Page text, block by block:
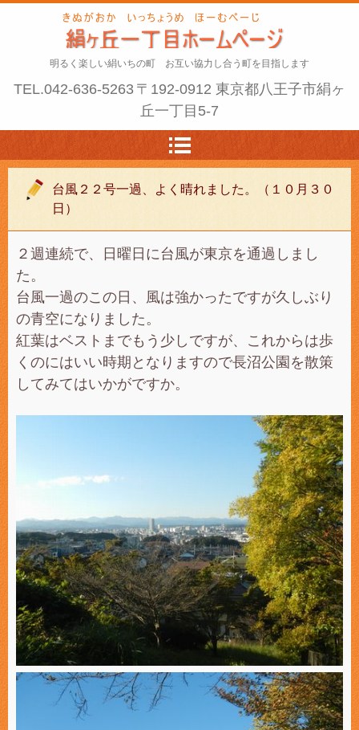
明るく楽しい絹いちの町 お互い協力し合う町を目指します
TEL.042-636-5263 〒192-0912 東京都八王子市絹ヶ
丘一丁目5-7
台風２２号一過、よく晴れました。（１０月３０
日）
２週連続で、日曜日に台風が東京を通過しまし
た。
台風一過のこの日、風は強かったですが久しぶり
の青空になりました。
紅葉はベストまでもう少しですが、これからは歩
くのにはいい時期となりますので長沼公園を散策
してみてはいかがですか。